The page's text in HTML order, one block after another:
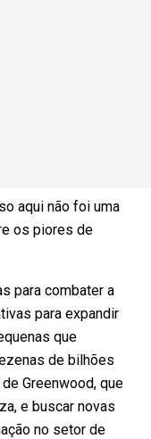
aqui não foi uma
os piores de
para combater a
para expandir
que
de bilhões
Greenwood, que
e buscar novas
no setor de